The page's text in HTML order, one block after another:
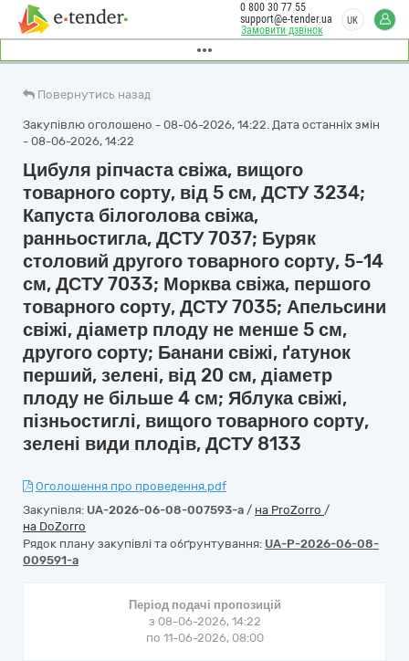
Замовити дзвінок
0 800 30 77 55
support@e-tender.ua
UK
Повернутись назад
Закупівлю оголошено - 08-06-2026, 14:22. Дата останніх змін
- 08-06-2026, 14:22
Цибуля ріпчаста свіжа, вищого
товарного сорту, від 5 см, ДСТУ 3234;
Капуста білоголова свіжа,
ранньостигла, ДСТУ 7037; Буряк
столовий другого товарного сорту, 5-14
см, ДСТУ 7033; Морква свіжа, першого
товарного сорту, ДСТУ 7035; Апельсини
свіжі, діаметр плоду не менше 5 см,
другого сорту; Банани свіжі, ґатунок
перший, зелені, від 20 см, діаметр
плоду не більше 4 см; Яблука свіжі,
пізньостиглі, вищого товарного сорту,
зелені види плодів, ДСТУ 8133
Оголошення про проведення.pdf
Закупівля: UA-2026-06-08-007593-a / на ProZorro /
на DoZorro
Рядок плану закупівлі та обґрунтування: UA-P-2026-06-08-
009591-a
Період подачі пропозицій
з 08-06-2026, 14:22
по 11-06-2026, 08:00